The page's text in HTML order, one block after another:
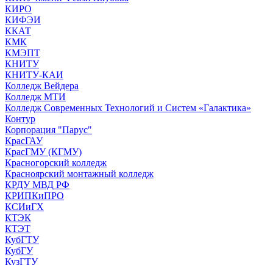
КИРО
КИФЭИ
ККАТ
КМК
КМЭПТ
КНИТУ
КНИТУ-КАИ
Колледж Вейдера
Колледж МТИ
Колледж Современных Технологий и Систем «Галактика»
Контур
Корпорация "Парус"
КрасГАУ
КрасГМУ (КГМУ)
Красногорский колледж
Красноярский монтажный колледж
КРДУ МВД РФ
КРИПКиПРО
КСИиГХ
КТЭК
КТЭТ
КубГТУ
КубГУ
КузГТУ